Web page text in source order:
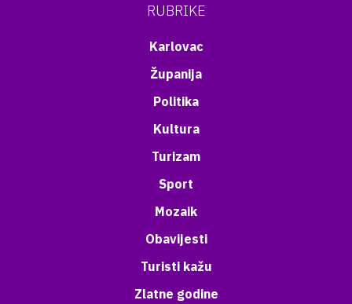
RUBRIKE
Karlovac
Županija
Politika
Kultura
Turizam
Sport
Mozaik
Obavijesti
Turisti kažu
Zlatne godine